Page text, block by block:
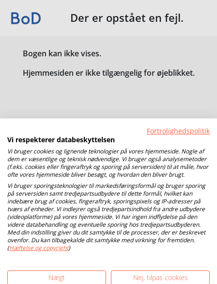
Der er opstået en fejl.
Bogen kan ikke vises.
Hjemmesiden er ikke tilgængelig for øjeblikket.
Fortrolighedspolitik
Vi respekterer databeskyttelsen
Vi bruger cookies og lignende teknologier på vores hjemmeside. Nogle af
dem er væsentlige og teknisk nødvendige. Vi bruger også analysemetoder
(f.eks. cookies eller fingeraftryk og sporing på serversiden) til at måle, hvor
ofte vores hjemmeside bliver besøgt, og hvordan den bliver brugt.
Vi bruger sporingsteknologier til markedsføringsformål og bruger sporing
på serversiden samt tredjepartsudbydere til dette formål, hvilket kan
indebære brug af cookies, fingeraftryk, sporingspixels og IP-adresser på
tværs af enheder. Vi indlejrer også tredjepartsindhold fra andre udbydere
(videoplatforme) på vores hjemmeside. Vi har ingen indflydelse på den
videre databehandling og eventuelle sporing hos tredjepartsudbyderen.
Med din indstilling giver du dit samtykke til de processer, der er beskrevet
ovenfor. Du kan tilbagekalde dit samtykke med virkning for fremtiden.
(Hæftelse og copyright)
Nægt
Nej, tilpas cookies